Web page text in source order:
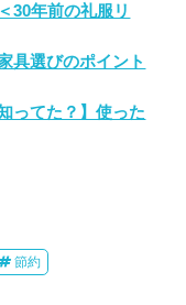
30年前の礼服リ
具選びのポイント
ってた？】使った
節約